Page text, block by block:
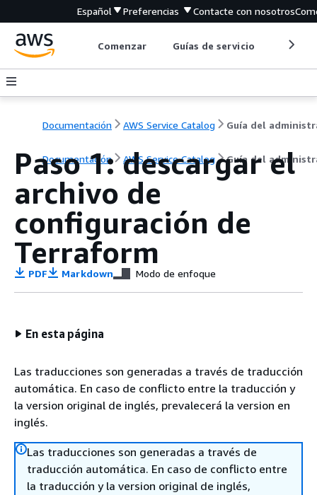
Español Preferencias Contacte con nosotros
Comenzar Guías de servicio
Documentación AWS Service Catalog
Documentación AWS Service Catalog Guía del
Paso 1: descargar el
archivo de
configuración de
Terraform
PDF Markdown Modo de enfoque
En esta página
Las traducciones son generadas a través de traducción
automática. En caso de conflicto entre la traducción y
la version original de inglés, prevalecerá la version en
inglés.
Las traducciones son generadas a través de
traducción automática. En caso de conflicto entre
la traducción y la version original de inglés,